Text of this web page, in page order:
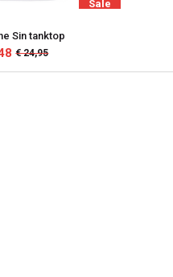
Sale
Sin tanktop
€ 24,95